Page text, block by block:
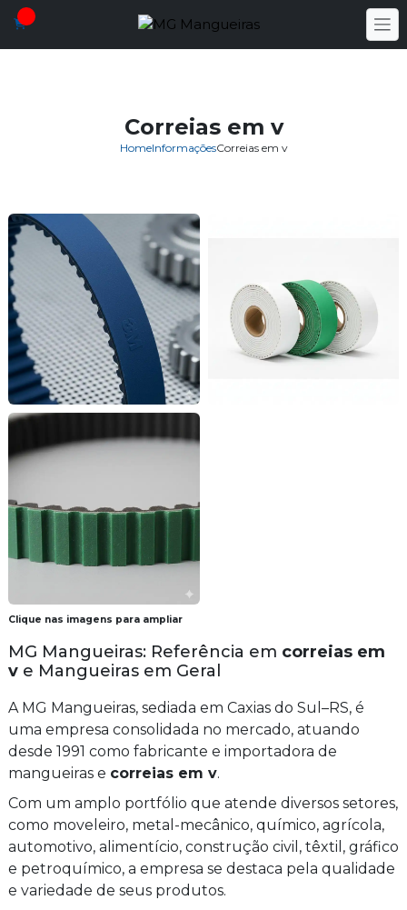
HomeInformaçõesCorreias em v
Correias em v
Clique nas imagens para ampliar
MG Mangueiras: Referência em correias em
v e Mangueiras em Geral
A MG Mangueiras, sediada em Caxias do Sul–RS, é
uma empresa consolidada no mercado, atuando
desde 1991 como fabricante e importadora de
mangueiras e correias em v.
Com um amplo portfólio que atende diversos setores,
como moveleiro, metal-mecânico, químico, agrícola,
automotivo, alimentício, construção civil, têxtil, gráfico
e petroquímico, a empresa se destaca pela qualidade
e variedade de seus produtos.